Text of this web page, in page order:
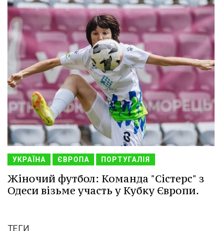
УКРАЇНА ЄВРОПА ПОРТУГАЛІЯ
Жіночий футбол: Команда "Сістерс" з
Одеси візьме участь у Кубку Європи.
ТЕГИ